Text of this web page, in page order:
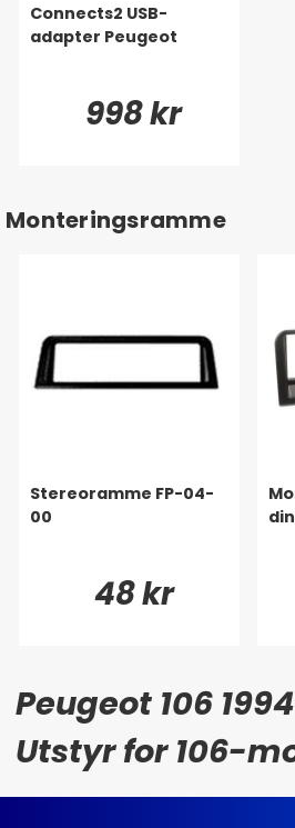
Connects2 USB-
adapter Peugeot
998 kr
Monteringsramme
Stereoramme FP-04-
00
48 kr
Peugeot 106
Utstyr for 106-